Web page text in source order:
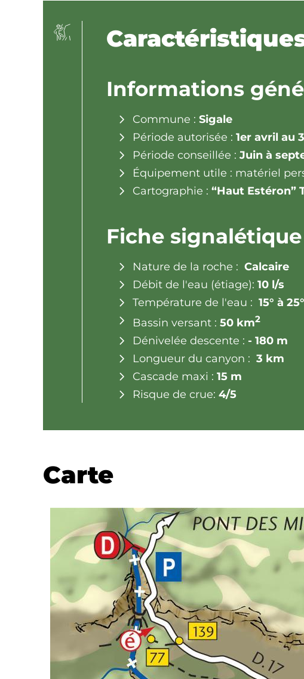
Informations
Commune : Sigale
Période autorisée : 1er avril au
Période conseillée : Juin à
Équipement utile : matériel
Cartographie : “Haut Estéron”
Fiche signalétique
Nature de la roche : Calcaire
Débit de l'eau (étiage): 10 l/s
Température de l'eau : 15° à 25°
Bassin versant : 50 km2
Dénivelée descente : - 180 m
Longueur du canyon : 3 km
Cascade maxi : 15 m
Risque de crue: 4/5
Carte